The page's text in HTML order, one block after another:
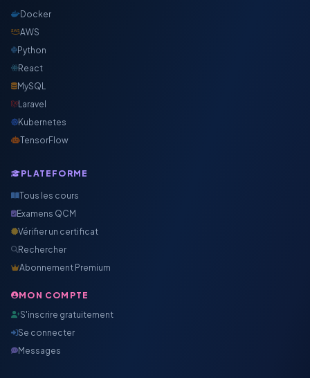
Docker
AWS
Python
React
MySQL
Laravel
Kubernetes
TensorFlow
PLATEFORME
Tous les cours
Examens QCM
Vérifier un certificat
Rechercher
Abonnement Premium
MON COMPTE
S'inscrire gratuitement
Se connecter
Messages